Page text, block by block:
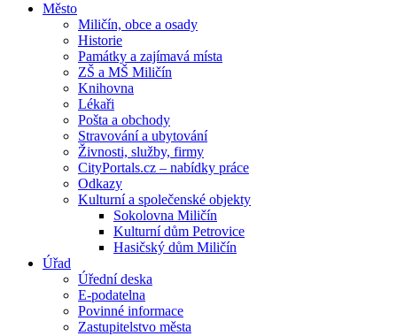
Město
Miličín, obce a osady
Historie
Památky a zajímavá místa
ZŠ a MŠ Miličín
Knihovna
Lékaři
Pošta a obchody
Stravování a ubytování
Živnosti, služby, firmy
CityPortals.cz – nabídky práce
Odkazy
Kulturní a společenské objekty
Sokolovna Miličín
Kulturní dům Petrovice
Hasičský dům Miličín
Úřad
Úřední deska
E-podatelna
Povinné informace
Zastupitelstvo města